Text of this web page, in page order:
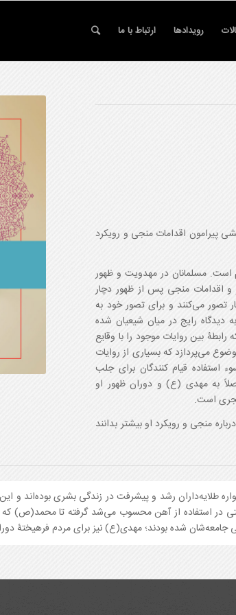
رویدادها ارتباط با ما
پیرامون اقدامات منجی و رویکرد
است. مسلمانان در مهدویت و ظهور
و اقدامات منجی پس از ظهور دچار
تصور می‌کنند و برای تصور خود به
دیدگاه رایج در میان شیعیان شده
بین روایات موجود را با وقایع
می‌پردازد که بسیاری از روایات
استفاده قیام کنندگان برای جلب
به مهدی (ع) و دوران ظهور او
است.
منجی و رویکرد او بیشتر بدانند
طلایه‌داران رشد و پیشرفت در زندگی بشری بوده‌اند
در استفاده از آهن محسوب می‌شد گرفته تا محمد(ص)
شده بودند؛ مهدی(ع) نیز برای مردم فرهیختۀ